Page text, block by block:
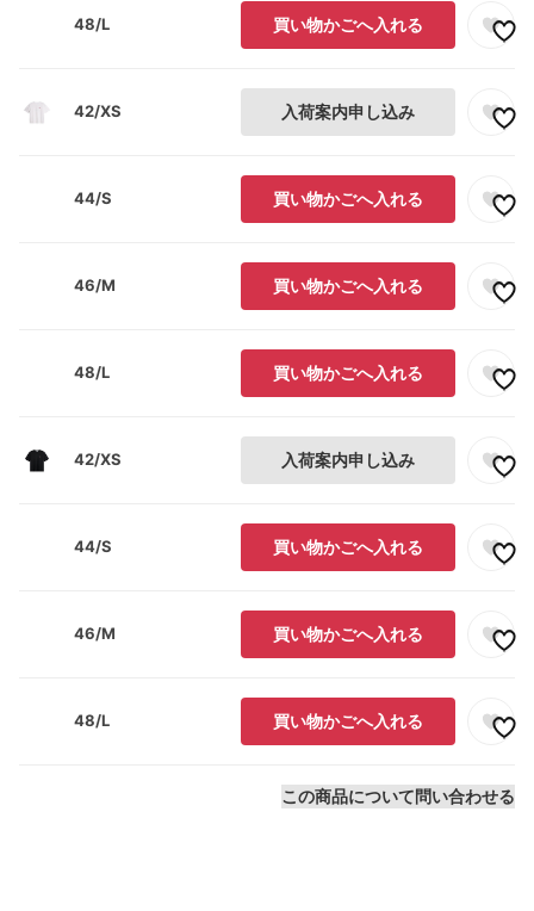
48/L 買い物かごへ入れる
42/XS 入荷案内申し込み
44/S 買い物かごへ入れる
46/M 買い物かごへ入れる
48/L 買い物かごへ入れる
42/XS 入荷案内申し込み
44/S 買い物かごへ入れる
46/M 買い物かごへ入れる
48/L 買い物かごへ入れる
この商品について問い合わせる